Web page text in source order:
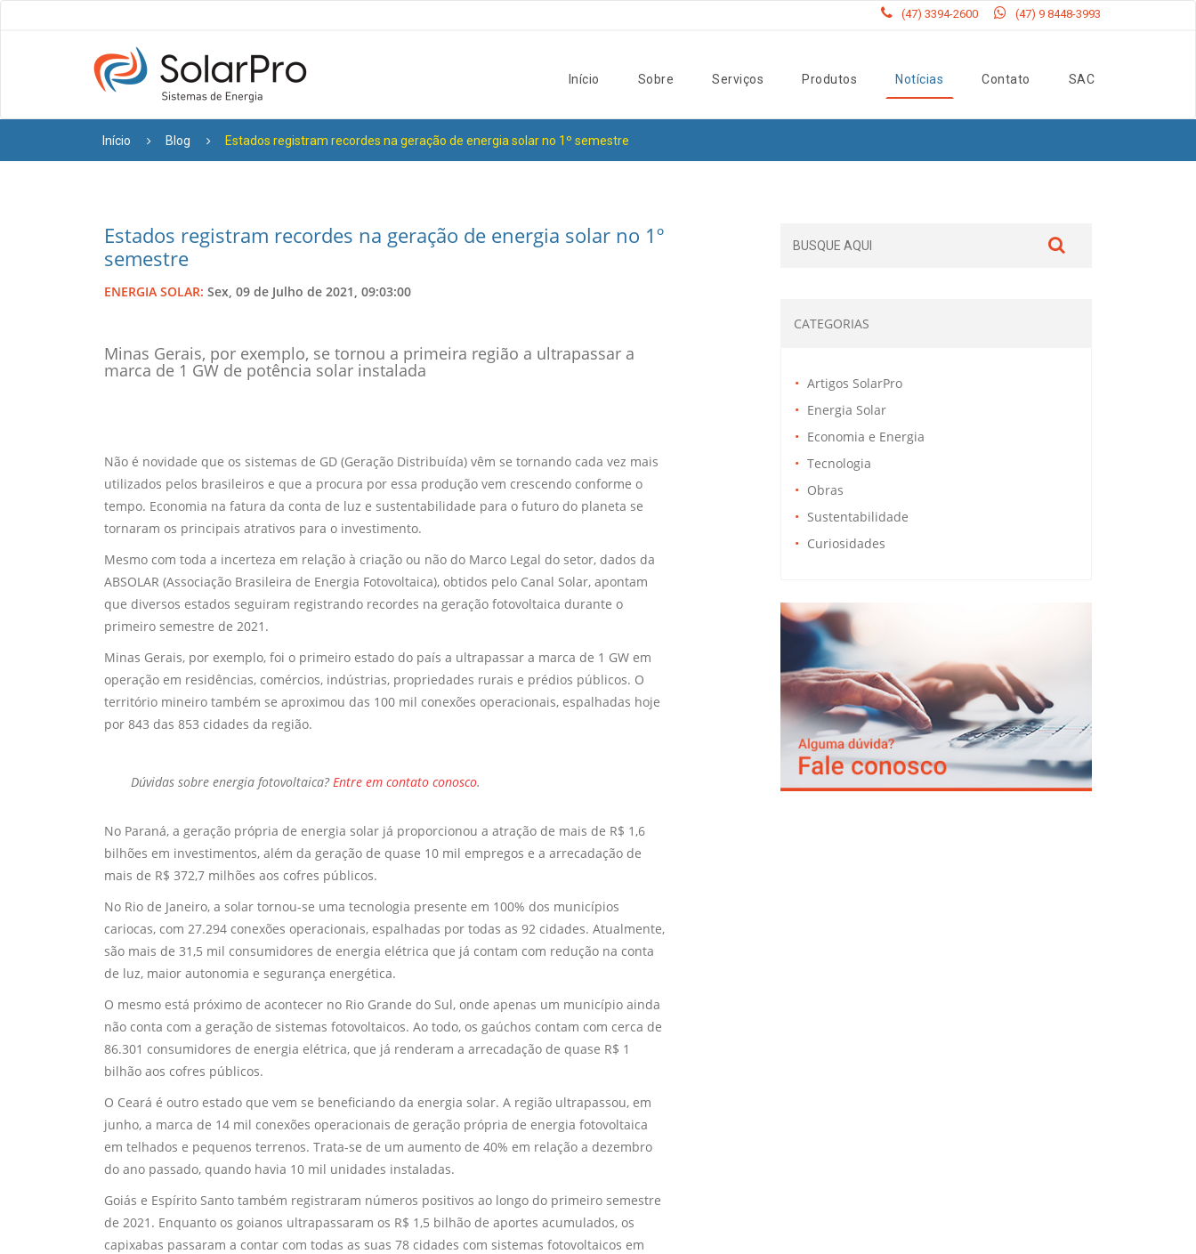
(47) 3394-2600 (47) 9 8448-3993
Início Sobre Serviços Produtos Notícias Contato SAC
Início Blog Estados registram recordes na geração de energia solar no 1º semestre
Estados registram recordes na geração de energia solar no 1º
semestre
ENERGIA SOLAR: Sex, 09 de Julho de 2021, 09:03:00
Minas Gerais, por exemplo, se tornou a primeira região a ultrapassar a
marca de 1 GW de potência solar instalada
Não é novidade que os sistemas de GD (Geração Distribuída) vêm se tornando cada vez mais
utilizados pelos brasileiros e que a procura por essa produção vem crescendo conforme o
tempo. Economia na fatura da conta de luz e sustentabilidade para o futuro do planeta se
tornaram os principais atrativos para o investimento.
Mesmo com toda a incerteza em relação à criação ou não do Marco Legal do setor, dados da
ABSOLAR (Associação Brasileira de Energia Fotovoltaica), obtidos pelo Canal Solar, apontam
que diversos estados seguiram registrando recordes na geração fotovoltaica durante o
primeiro semestre de 2021.
Minas Gerais, por exemplo, foi o primeiro estado do país a ultrapassar a marca de 1 GW em
operação em residências, comércios, indústrias, propriedades rurais e prédios públicos. O
território mineiro também se aproximou das 100 mil conexões operacionais, espalhadas hoje
por 843 das 853 cidades da região.
Dúvidas sobre energia fotovoltaica? Entre em contato conosco.
No Paraná, a geração própria de energia solar já proporcionou a atração de mais de R$ 1,6
bilhões em investimentos, além da geração de quase 10 mil empregos e a arrecadação de
mais de R$ 372,7 milhões aos cofres públicos.
No Rio de Janeiro, a solar tornou-se uma tecnologia presente em 100% dos municípios
cariocas, com 27.294 conexões operacionais, espalhadas por todas as 92 cidades. Atualmente,
são mais de 31,5 mil consumidores de energia elétrica que já contam com redução na conta
de luz, maior autonomia e segurança energética.
O mesmo está próximo de acontecer no Rio Grande do Sul, onde apenas um município ainda
não conta com a geração de sistemas fotovoltaicos. Ao todo, os gaúchos contam com cerca de
86.301 consumidores de energia elétrica, que já renderam a arrecadação de quase R$ 1
bilhão aos cofres públicos.
O Ceará é outro estado que vem se beneficiando da energia solar. A região ultrapassou, em
junho, a marca de 14 mil conexões operacionais de geração própria de energia fotovoltaica
em telhados e pequenos terrenos. Trata-se de um aumento de 40% em relação a dezembro
do ano passado, quando havia 10 mil unidades instaladas.
Goiás e Espírito Santo também registraram números positivos ao longo do primeiro semestre
de 2021. Enquanto os goianos ultrapassaram os R$ 1,5 bilhão de aportes acumulados, os
capixabas passaram a contar com todas as suas 78 cidades com sistemas fotovoltaicos em
CATEGORIAS
Artigos SolarPro
Energia Solar
Economia e Energia
Tecnologia
Obras
Sustentabilidade
Curiosidades